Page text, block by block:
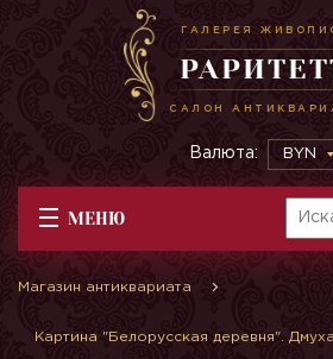
ГАЛЕРЕЯ
САЛОН
Валюта: BYN
МЕНЮ
Магазин антиквариата
Картина "Белорусская деревня".